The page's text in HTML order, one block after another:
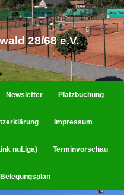
28/68 e.V.
Newsletter Platzbuchung
Impressum
nuLiga) Terminvorschau